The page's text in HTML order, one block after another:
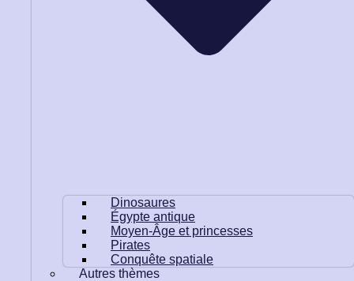
Dinosaures
Égypte antique
Moyen-Âge et princesses
Pirates
Conquête spatiale
Autres thèmes